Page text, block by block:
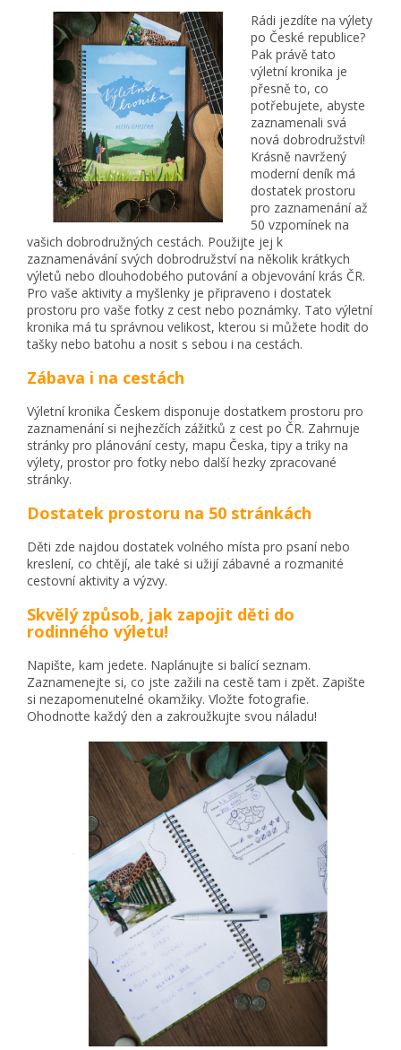
Rádi jezdíte na výlety
po České republice?
Pak právě tato
výletní kronika je
přesně to, co
potřebujete, abyste
zaznamenali svá
nová dobrodružství!
Krásně navržený
moderní deník má
dostatek prostoru
pro zaznamenání až
50 vzpomínek na
vašich dobrodružných cestách. Použijte jej k
zaznamenávání svých dobrodružství na několik krátkych
výletů nebo dlouhodobého putování a objevování krás ČR.
Pro vaše aktivity a myšlenky je připraveno i dostatek
prostoru pro vaše fotky z cest nebo poznámky. Tato výletní
kronika má tu správnou velikost, kterou si můžete hodit do
tašky nebo batohu a nosit s sebou i na cestách.
Zábava i na cestách
Výletní kronika Českem disponuje dostatkem prostoru pro
zaznamenání si nejhezčích zážitků z cest po ČR. Zahrnuje
stránky pro plánování cesty, mapu Česka, tipy a triky na
výlety, prostor pro fotky nebo další hezky zpracované
stránky.
Dostatek prostoru na 50 stránkách
Děti zde najdou dostatek volného místa pro psaní nebo
kreslení, co chtějí, ale také si užijí zábavné a rozmanité
cestovní aktivity a výzvy.
Skvělý způsob, jak zapojit děti do
rodinného výletu!
Napište, kam jedete. Naplánujte si balící seznam.
Zaznamenejte si, co jste zažili na cestě tam i zpět. Zapište
si nezapomenutelné okamžiky. Vložte fotografie.
Ohodnoťte každý den a zakroužkujte svou náladu!